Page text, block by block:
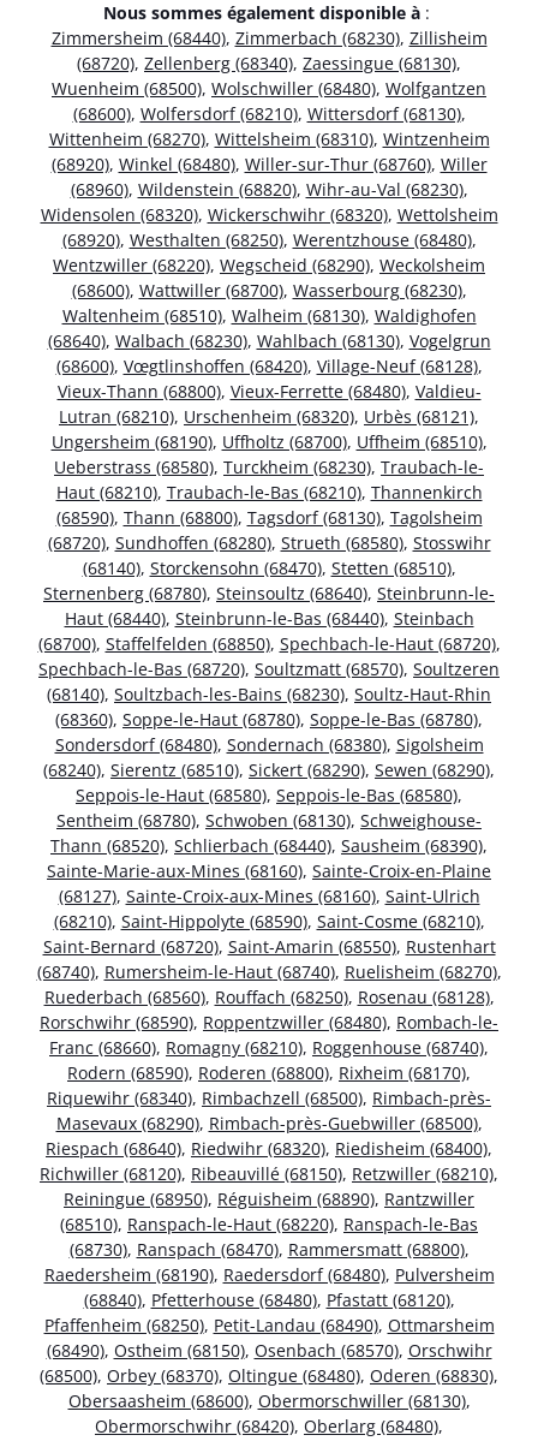
Nous sommes également disponible à :
Zimmersheim (68440), Zimmerbach (68230), Zillisheim
(68720), Zellenberg (68340), Zaessingue (68130),
Wuenheim (68500), Wolschwiller (68480), Wolfgantzen
(68600), Wolfersdorf (68210), Wittersdorf (68130),
Wittenheim (68270), Wittelsheim (68310), Wintzenheim
(68920), Winkel (68480), Willer-sur-Thur (68760), Willer
(68960), Wildenstein (68820), Wihr-au-Val (68230),
Widensolen (68320), Wickerschwihr (68320), Wettolsheim
(68920), Westhalten (68250), Werentzhouse (68480),
Wentzwiller (68220), Wegscheid (68290), Weckolsheim
(68600), Wattwiller (68700), Wasserbourg (68230),
Waltenheim (68510), Walheim (68130), Waldighofen
(68640), Walbach (68230), Wahlbach (68130), Vogelgrun
(68600), Vœgtlinshoffen (68420), Village-Neuf (68128),
Vieux-Thann (68800), Vieux-Ferrette (68480), Valdieu-
Lutran (68210), Urschenheim (68320), Urbès (68121),
Ungersheim (68190), Uffholtz (68700), Uffheim (68510),
Ueberstrass (68580), Turckheim (68230), Traubach-le-
Haut (68210), Traubach-le-Bas (68210), Thannenkirch
(68590), Thann (68800), Tagsdorf (68130), Tagolsheim
(68720), Sundhoffen (68280), Strueth (68580), Stosswihr
(68140), Storckensohn (68470), Stetten (68510),
Sternenberg (68780), Steinsoultz (68640), Steinbrunn-le-
Haut (68440), Steinbrunn-le-Bas (68440), Steinbach
(68700), Staffelfelden (68850), Spechbach-le-Haut (68720),
Spechbach-le-Bas (68720), Soultzmatt (68570), Soultzeren
(68140), Soultzbach-les-Bains (68230), Soultz-Haut-Rhin
(68360), Soppe-le-Haut (68780), Soppe-le-Bas (68780),
Sondersdorf (68480), Sondernach (68380), Sigolsheim
(68240), Sierentz (68510), Sickert (68290), Sewen (68290),
Seppois-le-Haut (68580), Seppois-le-Bas (68580),
Sentheim (68780), Schwoben (68130), Schweighouse-
Thann (68520), Schlierbach (68440), Sausheim (68390),
Sainte-Marie-aux-Mines (68160), Sainte-Croix-en-Plaine
(68127), Sainte-Croix-aux-Mines (68160), Saint-Ulrich
(68210), Saint-Hippolyte (68590), Saint-Cosme (68210),
Saint-Bernard (68720), Saint-Amarin (68550), Rustenhart
(68740), Rumersheim-le-Haut (68740), Ruelisheim (68270),
Ruederbach (68560), Rouffach (68250), Rosenau (68128),
Rorschwihr (68590), Roppentzwiller (68480), Rombach-le-
Franc (68660), Romagny (68210), Roggenhouse (68740),
Rodern (68590), Roderen (68800), Rixheim (68170),
Riquewihr (68340), Rimbachzell (68500), Rimbach-près-
Masevaux (68290), Rimbach-près-Guebwiller (68500),
Riespach (68640), Riedwihr (68320), Riedisheim (68400),
Richwiller (68120), Ribeauvillé (68150), Retzwiller (68210),
Reiningue (68950), Réguisheim (68890), Rantzwiller
(68510), Ranspach-le-Haut (68220), Ranspach-le-Bas
(68730), Ranspach (68470), Rammersmatt (68800),
Raedersheim (68190), Raedersdorf (68480), Pulversheim
(68840), Pfetterhouse (68480), Pfastatt (68120),
Pfaffenheim (68250), Petit-Landau (68490), Ottmarsheim
(68490), Ostheim (68150), Osenbach (68570), Orschwihr
(68500), Orbey (68370), Oltingue (68480), Oderen (68830),
Obersaasheim (68600), Obermorschwiller (68130),
Obermorschwihr (68420), Oberlarg (68480),